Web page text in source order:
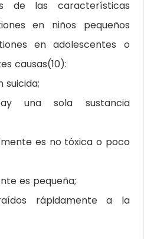
de las características
en niños pequeños
en adolescentes o
causas(10):
suicida;
una sola sustancia
es no tóxica o poco
es pequeña;
rápidamente a la